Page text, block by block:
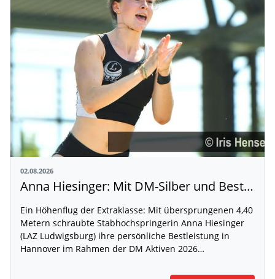
02.08.2026
Anna Hiesinger: Mit DM-Silber und Bestleistung zur U20-WM
Ein Höhenflug der Extraklasse: Mit übersprungenen 4,40
Metern schraubte Stabhochspringerin Anna Hiesinger
(LAZ Ludwigsburg) ihre persönliche Bestleistung in
Hannover im Rahmen der DM Aktiven 2026…